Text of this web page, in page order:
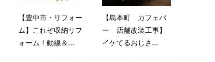
【豊中市・リフォー
ム】これぞ収納リフ
ォーム！動線＆...
【島本町 カフェバ
ー 店舗改装工事】
イケてるおじさ...